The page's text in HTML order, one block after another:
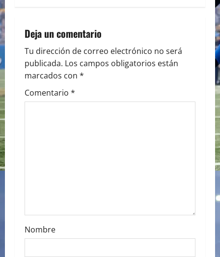
n
a
v
i
n
Deja un comentario
Tu dirección de correo electrónico no será
publicada. Los campos obligatorios están
marcados con *
Comentario *
Nombre